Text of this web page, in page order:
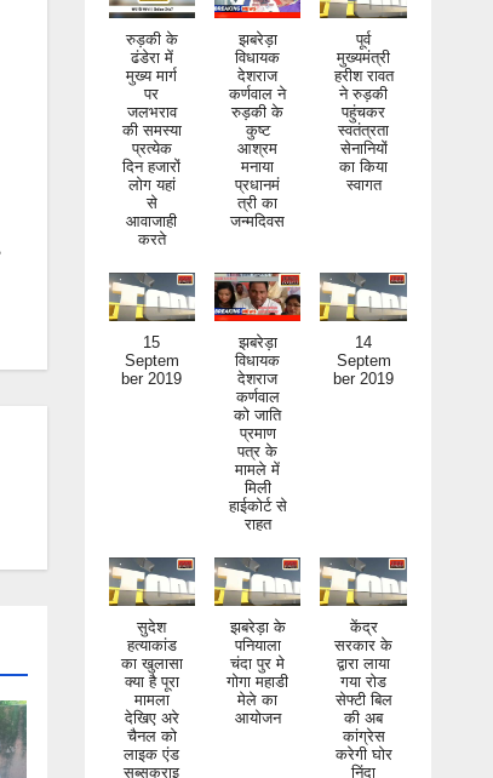
रुड़की के
ढंडेरा में
मुख्य मार्ग
पर
जलभराव
की समस्या
प्रत्येक
दिन हजारों
लोग यहां
से
आवाजाही
करते
झबरेड़ा
विधायक
देशराज
कर्णवाल ने
रुड़की के
कुष्ट
आश्रम
मनाया
प्रधानमं
त्री का
जन्मदिवस
पूर्व
मुख्यमंत्री
हरीश रावत
ने रुड़की
पहुंचकर
स्वतंत्रता
सेनानियों
का किया
स्वागत
15
Septem
ber 2019
झबरेड़ा
विधायक
देशराज
कर्णवाल
को जाति
प्रमाण
पत्र के
मामले में
मिली
हाईकोर्ट से
राहत
14
Septem
ber 2019
सुदेश
हत्याकांड
का खुलासा
क्या है पूरा
मामला
देखिए अरे
चैनल को
लाइक एंड
सब्सक्राइ
ब जरूर
झबरेड़ा के
पनियाला
चंदा पुर मे
गोगा महाडी
मेले का
आयोजन
केंद्र
सरकार के
द्वारा लाया
गया रोड
सेफ्टी बिल
की अब
कांग्रेस
करेगी घोर
निंदा